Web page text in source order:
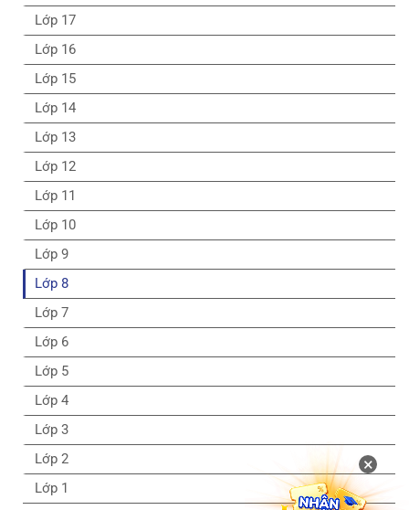
Lớp 17
Lớp 16
Lớp 15
Lớp 14
Lớp 13
Lớp 12
Lớp 11
Lớp 10
Lớp 9
Lớp 8
Lớp 7
Lớp 6
Lớp 5
Lớp 4
Lớp 3
Lớp 2
Lớp 1
×